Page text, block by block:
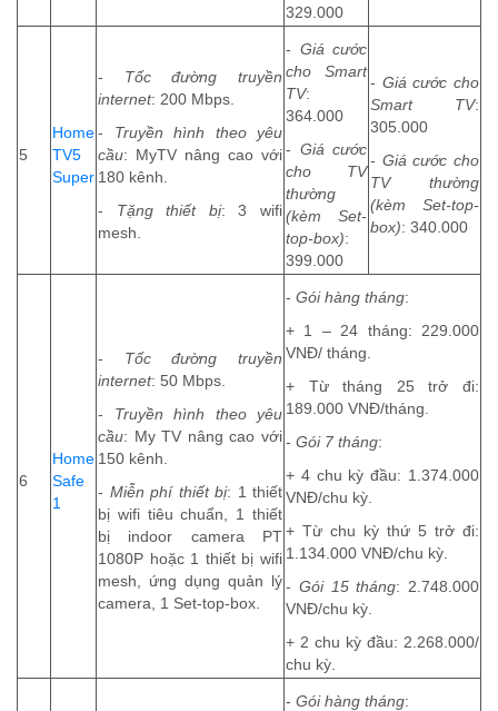
329.000
5
Home
TV5
Super
- Tốc đường truyền
internet: 200 Mbps.
- Truyền hình theo yêu
cầu: MyTV nâng cao với
180 kênh.
- Tặng thiết bị: 3 wifi
mesh.
- Giá cước
cho Smart
TV:
364.000
- Giá cước
cho TV
thường
(kèm Set-
top-box):
399.000
- Giá cước cho
Smart TV:
305.000
- Giá cước cho
TV thường
(kèm Set-top-
box): 340.000
6
Home
Safe
1
- Tốc đường truyền
internet: 50 Mbps.
- Truyền hình theo yêu
cầu: My TV nâng cao với
150 kênh.
- Miễn phí thiết bị: 1 thiết
bị wifi tiêu chuẩn, 1 thiết
bị indoor camera PT
1080P hoặc 1 thiết bị wifi
mesh, ứng dụng quản lý
camera, 1 Set-top-box.
- Gói hàng tháng:
+ 1 – 24 tháng: 229.000
VNĐ/ tháng.
+ Từ tháng 25 trở đi:
189.000 VNĐ/tháng.
- Gói 7 tháng:
+ 4 chu kỳ đầu: 1.374.000
VNĐ/chu kỳ.
+ Từ chu kỳ thứ 5 trở đi:
1.134.000 VNĐ/chu kỳ.
- Gói 15 tháng: 2.748.000
VNĐ/chu kỳ.
+ 2 chu kỳ đầu: 2.268.000/
chu kỳ.
- Gói hàng tháng: